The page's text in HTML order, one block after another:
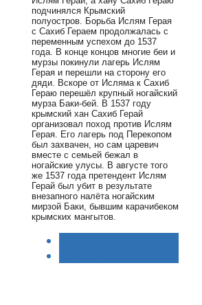
подчинялся Крымский
полуостров.
Борьба Ислям Герая
с Сахиб Гераем продолжалась с
переменным успехом до 1537
года. В конце концов многие беи и
мурзы покинули лагерь Ислям
Герая и перешли на сторону его
дяди. Вскоре от Исляма к Сахиб
Гераю перешёл крупный ногайский
мурза Баки-бей. В 1537 году
крымский хан Сахиб Герай
организовал поход против Ислям
Герая. Его лагерь под Перекопом
был захвачен, но сам царевич
вместе с семьей бежал в
ногайские улусы. В августе того
же 1537 года претендент Ислям
Герай был убит в результате
внезапного налёта ногайским
мирзой Баки, бывшим карачибеком
крымских мангытов.